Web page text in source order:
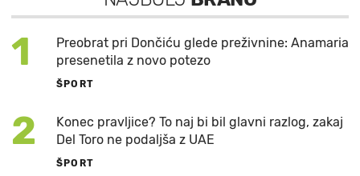
1
Preobrat pri Dončiću glede preživnine: Anamaria
presenetila z novo potezo
ŠPORT
2
Konec pravljice? To naj bi bil glavni razlog, zakaj
Del Toro ne podaljša z UAE
ŠPORT